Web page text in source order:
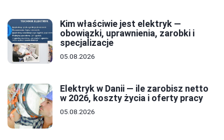
Kim właściwie jest elektryk —
obowiązki, uprawnienia, zarobki i
specjalizacje
05.08.2026
Elektryk w Danii — ile zarobisz netto
w 2026, koszty życia i oferty pracy
05.08.2026